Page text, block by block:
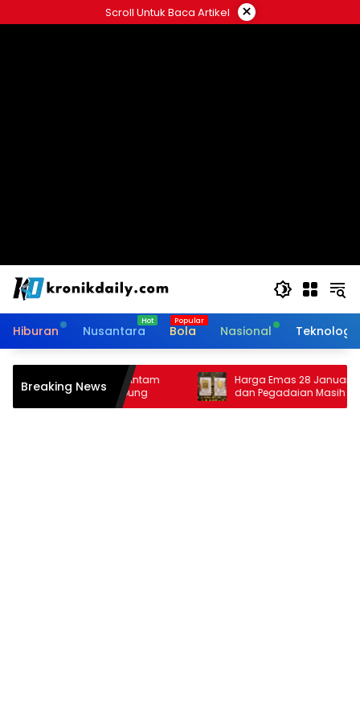
ke
Scroll Untuk Baca Artikel ×
Hiburan Nusantara Bola Nasional Teknologi
Breaking News
30 Januari 2026: Antam
Terus Melambung
Harga Emas 28 Januari 2026:
dan Pegadaian Masih Moncer